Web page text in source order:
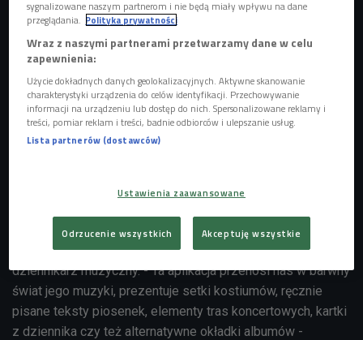
w rocznicę jego urodzin powstają nowe rzeczy, które
możemy podziwiać - mówi Damian Sikorski, Czwórkowy
dziennikarz muzyczny. - Ta aplikacja przenosi nas w barwny
świat jego muzyki, prezentuje setki kostiumów, ręcznie
pisane teksty piosenek, elementy tras koncertowych, kartki
z dziennika czy też alternatywne okładki albumów -
sygnalizowane naszym partnerom i nie będą miały wpływu na dane
przeglądania. Polityka prywatności
Wraz z naszymi partnerami przetwarzamy dane w celu
zapewnienia:
Użycie dokładnych danych geolokalizacyjnych. Aktywne skanowanie
charakterystyki urządzenia do celów identyfikacji. Przechowywanie
informacji na urządzeniu lub dostęp do nich. Spersonalizowane reklamy i
treści, pomiar reklam i treści, badnie odbiorców i ulepszanie usług.
Lista partnerów (dostawców)
Ustawienia zaawansowane
Odrzucenie wszystkich Akceptuję wszystkie